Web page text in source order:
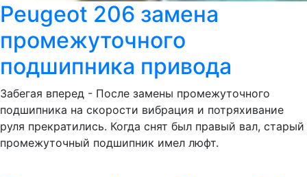
Peugeot 206 замена
промежуточного
подшипника привода
Забегая вперед - После замены промежуточного
подшипника на скорости вибрация и потряхивание
руля прекратились. Когда снят был правый вал, старый
промежуточный подшипник имел люфт.